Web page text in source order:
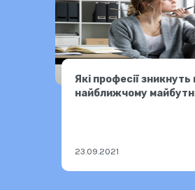
Які професії зникнуть
найближчому
23.09.2021